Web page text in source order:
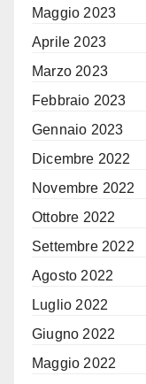
Maggio 2023
Aprile 2023
Marzo 2023
Febbraio 2023
Gennaio 2023
Dicembre 2022
Novembre 2022
Ottobre 2022
Settembre 2022
Agosto 2022
Luglio 2022
Giugno 2022
Maggio 2022